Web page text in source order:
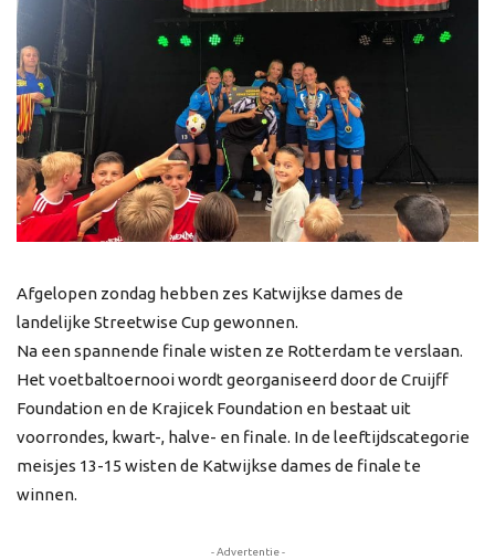
Afgelopen zondag hebben zes Katwijkse dames de
landelijke Streetwise Cup gewonnen.
Na een spannende finale wisten ze Rotterdam te verslaan.
Het voetbaltoernooi wordt georganiseerd door de Cruijff
Foundation en de Krajicek Foundation en bestaat uit
voorrondes, kwart-, halve- en finale. In de leeftijdscategorie
meisjes 13-15 wisten de Katwijkse dames de finale te
winnen.
- Advertentie -